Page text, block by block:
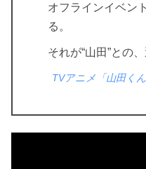
オフラインイベン
る。
それが“山田”との
TVアニメ「山田く